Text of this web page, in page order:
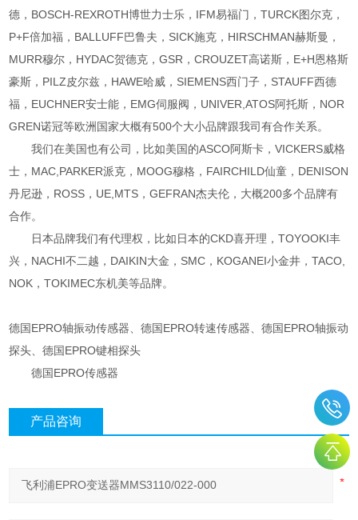
德，BOSCH-REXROTH博世力士乐，IFM易福门，TURCK图尔克，
P+F倍加福，BALLUFF巴鲁夫，SICK施克，HIRSCHMAN赫斯曼，
MURR穆尔，HYDAC贺德克，GSR，CROUZET高诺斯，E+H恩格斯
豪斯，PILZ皮尔兹，HAWE哈威，SIEMENS西门子，STAUFF西德
福，EUCHNER安士能，EMG伺服阀，UNIVER,ATOS阿托斯，NOR
GREN诺冠等欧洲国家大概有500个大小品牌跟我司有合作关系。
我们在美国也有公司，比如美国的ASCO阿斯卡，VICKERS威格
士，MAC,PARKER派克，MOOG穆格，FAIRCHILD仙童，DENISON
丹尼逊，ROSS，UE,MTS，GEFRAN杰夫伦，大概200多个品牌有
合作。
日本品牌我们有代理权，比如日本的CKD喜开理，TOYOOKI丰
兴，NACHI不二越，DAIKIN大金，SMC，KOGANEI小金井，TACO,
NOK，TOKIMEC东机美等品牌。
德国EPRO轴振动传感器、德国EPRO转速传感器、德国EPRO轴振动
探头、德国EPRO键相探头
德国EPRO传感器
产品咨询